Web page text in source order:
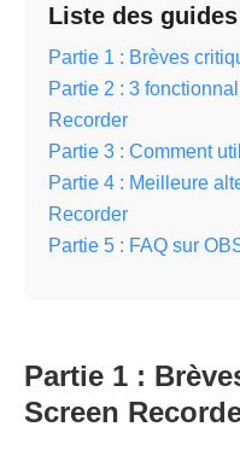
Liste des guides
Partie 1 : Brèves
Partie 2 : 3
Recorder
Partie 3 : Comment
Partie 4 : Meilleure
Recorder
Partie 5 : FAQ sur
Partie 1 :
Screen